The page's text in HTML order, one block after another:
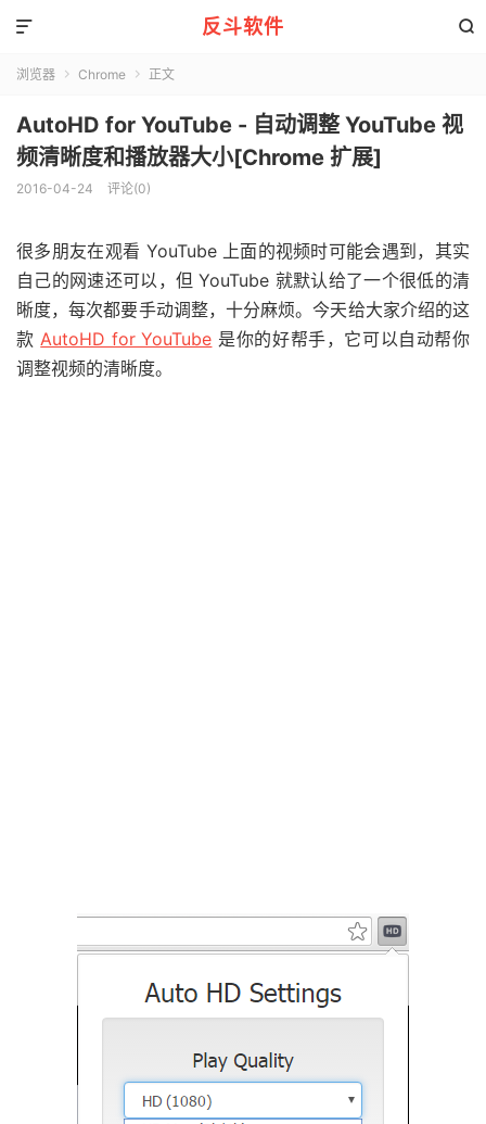
反斗软件 

浏览器  Chrome  正文
AutoHD for YouTube - 自动调整 YouTube 视
频清晰度和播放器大小[Chrome 扩展]
2016-04-24 评论(0)
很多朋友在观看 YouTube 上面的视频时可能会遇到，其实
自己的网速还可以，但 YouTube 就默认给了一个很低的清
晰度，每次都要手动调整，十分麻烦。今天给大家介绍的这
款AutoHD for YouTube 是你的好帮手，它可以自动帮你
调整视频的清晰度。